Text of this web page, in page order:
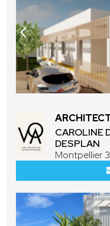
CAROLINE
DESPLAN
Montpellier